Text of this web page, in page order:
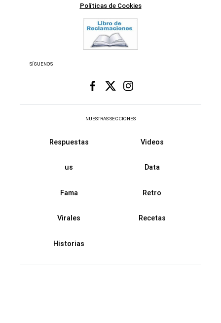
Políticas de Cookies
SÍGUENOS
NUESTRAS SECCIONES
Respuestas Videos
us Data
Fama Retro
Virales Recetas
Historias